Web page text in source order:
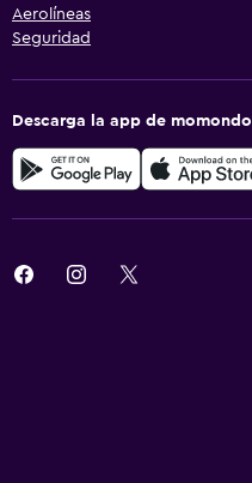
Aerolíneas
Seguridad
Descarga la app de momondo